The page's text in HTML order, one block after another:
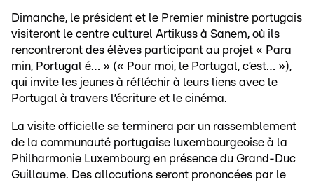
Dimanche, le président et le Premier ministre portugais
visiteront le centre culturel Artikuss à Sanem, où ils
rencontreront des élèves participant au projet « Para
min, Portugal é… » (« Pour moi, le Portugal, c’est… »),
qui invite les jeunes à réfléchir à leurs liens avec le
Portugal à travers l’écriture et le cinéma.
La visite officielle se terminera par un rassemblement
de la communauté portugaise luxembourgeoise à la
Philharmonie Luxembourg en présence du Grand-Duc
Guillaume. Des allocutions seront prononcées par le